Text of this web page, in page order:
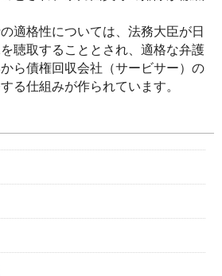
適格性については、法務大臣が日
聴取することとされ、適格な弁護
ら債権回収会社（サービサー）の
る仕組みが作られています。